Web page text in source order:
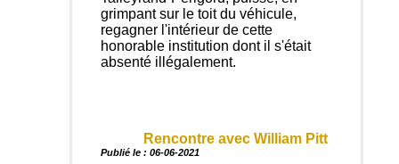
grimpant sur le toit du véhicule,
regagner l'intérieur de cette
honorable institution dont il s'était
absenté illégalement.
Rencontre avec William Pitt
Publié le : 06-06-2021